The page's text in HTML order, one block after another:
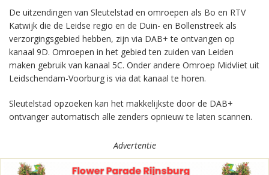
De uitzendingen van Sleutelstad en omroepen als Bo en RTV
Katwijk die de Leidse regio en de Duin- en Bollenstreek als
verzorgingsgebied hebben, zijn via DAB+ te ontvangen op
kanaal 9D. Omroepen in het gebied ten zuiden van Leiden
maken gebruik van kanaal 5C. Onder andere Omroep Midvliet uit
Leidschendam-Voorburg is via dat kanaal te horen.
Sleutelstad opzoeken kan het makkelijkste door de DAB+
ontvanger automatisch alle zenders opnieuw te laten scannen.
Advertentie